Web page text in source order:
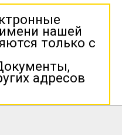
нашей
только с
адресов